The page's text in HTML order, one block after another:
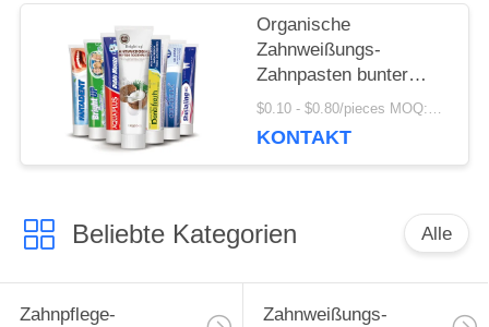
Organische
Zahnweißungs-
Zahnpasten bunter
Crystal Anti Cavity
$0.10 - $0.80/pieces MOQ:500 Stücke
KONTAKT
Beliebte Kategorien Alle
Zahnpflege-
Zahnweißungs-